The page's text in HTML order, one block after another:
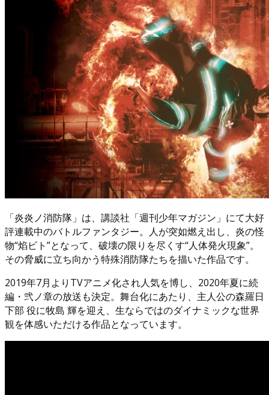
「炎炎ノ消防隊」は、講談社「週刊少年マガジン」にて大好
評連載中のバトルファンタジー。人が突如燃え出し、炎の怪
物“焰ビト”となって、破壊の限りを尽くす“人体発火現象”。
その脅威に立ち向かう特殊消防隊たちを描いた作品です。
2019年7月よりTVアニメ化され人気を博し、2020年夏に続
編・弐ノ章の放送も決定。舞台化にあたり、主人公の森羅日
下部 役に牧島 輝を迎え、生ならではのダイナミックな世界
観を体感いただける作品となっています。